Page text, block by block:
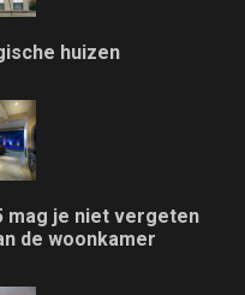
huizen
mag je niet vergeten
de woonkamer